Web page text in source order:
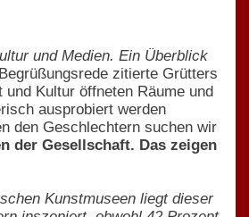
und Medien. Ein Überblick
zitierte Grütters
Kultur öffneten Räume und
ausprobiert werden
den Geschlechtern suchen wir
der Gesellschaft. Das zeigen
Kunstmuseen liegt dieser